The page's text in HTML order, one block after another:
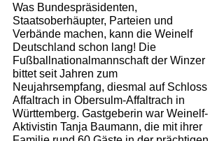
Was Bundespräsidenten,
Staatsoberhäupter, Parteien und
Verbände machen, kann die Weinelf
Deutschland schon lang! Die
Fußballnationalmannschaft der Winzer
bittet seit Jahren zum
Neujahrsempfang, diesmal auf Schloss
Affaltrach in Obersulm-Affaltrach in
Württemberg. Gastgeberin war Weinelf-
Aktivistin Tanja Baumann, die mit ihrer